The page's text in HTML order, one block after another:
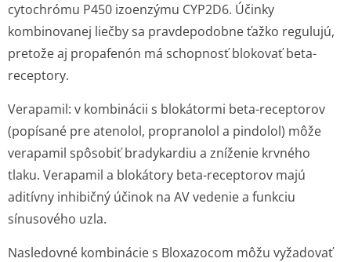
cytochrómu P450 izoenzýmu CYP2D6. Účinky
kombinovanej liečby sa pravdepodobne ťažko regulujú,
pretože aj propafenón má schopnosť blokovať beta-
receptory.
Verapamil: v kombinácii s blokátormi beta-receptorov
(popísané pre atenolol, propranolol a pindolol) môže
verapamil spôsobiť bradykardiu a zníženie krvného
tlaku. Verapamil a blokátory beta-receptorov majú
aditívny inhibičný účinok na AV vedenie a funkciu
sínusového uzla.
Nasledovné kombinácie s Bloxazocom môžu vyžadovať